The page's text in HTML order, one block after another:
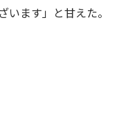
ます」と甘えた。